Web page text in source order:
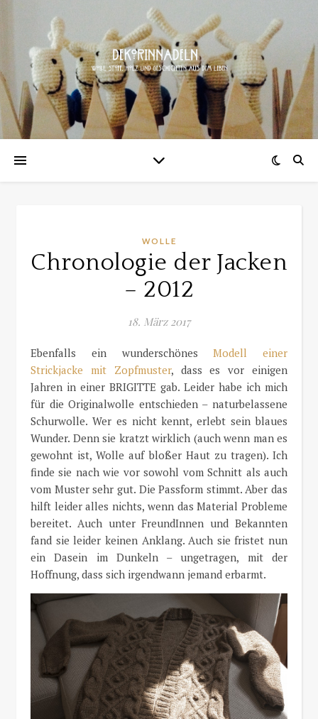
WOLLE
Chronologie der Jacken
– 2012
18. März 2017
Ebenfalls ein wunderschönesModell einer
Strickjacke mit Zopfmuster, dass es vor einigen
Jahren in einer BRIGITTE gab. Leider habe ich mich
für die Originalwolle entschieden – naturbelassene
Schurwolle. Wer es nicht kennt, erlebt sein blaues
Wunder. Denn sie kratzt wirklich (auch wenn man es
gewohnt ist, Wolle auf bloßer Haut zu tragen). Ich
finde sie nach wie vor sowohl vom Schnitt als auch
vom Muster sehr gut. Die Passform stimmt. Aber das
hilft leider alles nichts, wenn das Material Probleme
bereitet. Auch unter FreundInnen und Bekannten
fand sie leider keinen Anklang. Auch sie fristet nun
ein Dasein im Dunkeln – ungetragen, mit der
Hoffnung, dass sich irgendwann jemand erbarmt.